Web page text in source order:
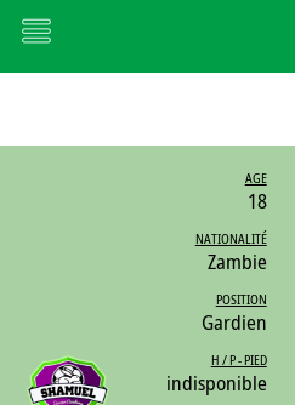
AGE
18
NATIONALITÉ
Zambie
POSITION
Gardien
H / P - PIED
indisponible